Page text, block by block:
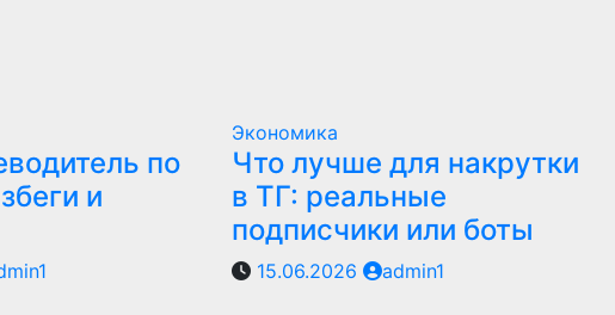
по
и
Экономика
Что лучше для накрутки
в ТГ: реальные
подписчики или боты
15.06.2026 admin1